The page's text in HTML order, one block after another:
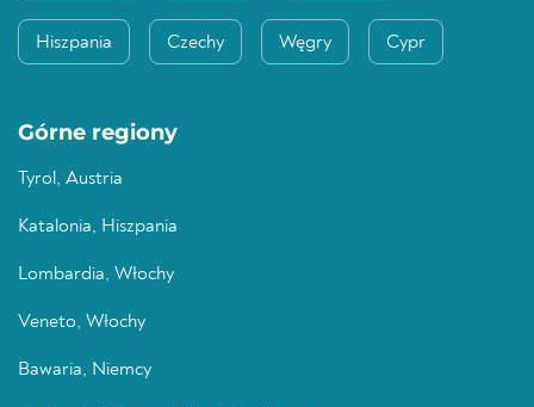
Hiszpania Czechy Węgry Cypr
Górne regiony
Tyrol, Austria
Katalonia, Hiszpania
Lombardia, Włochy
Veneto, Włochy
Bawaria, Niemcy